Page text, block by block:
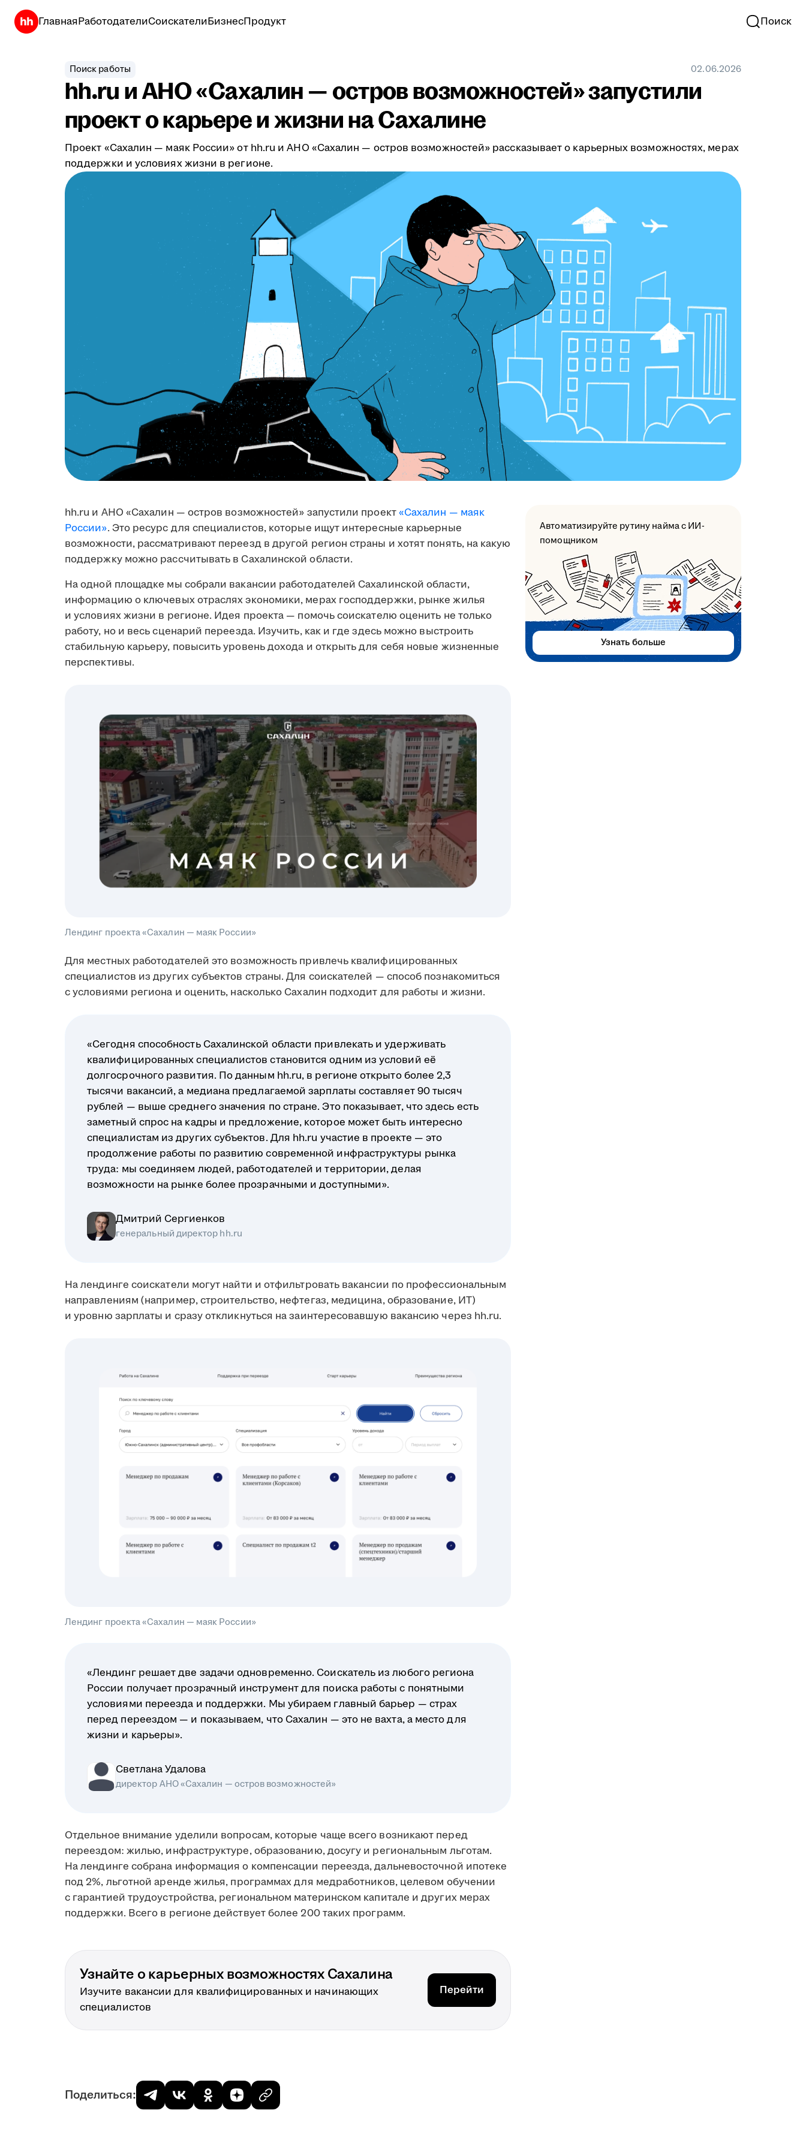
ГлавнаяРаботодателиСоискателиБизнесПродукт Поиск
Поиск работы 02.06.2026
hh.ru и АНО «Сахалин — остров возможностей» запустили
проект о карьере и жизни на Сахалине
Проект «Сахалин — маяк России» от hh.ru и АНО «Сахалин — остров возможностей» рассказывает о карьерных возможностях, мерах
поддержки и условиях жизни в регионе.
hh.ru и АНО «Сахалин — остров возможностей» запустили проект«Сахалин — маяк
России». Это ресурс для специалистов, которые ищут интересные карьерные
возможности, рассматривают переезд в другой регион страны и хотят понять, на какую
поддержку можно рассчитывать в Сахалинской области.
На одной площадке мы собрали вакансии работодателей Сахалинской области,
информацию о ключевых отраслях экономики, мерах господдержки, рынке жилья
и условиях жизни в регионе. Идея проекта — помочь соискателю оценить не только
работу, но и весь сценарий переезда. Изучить, как и где здесь можно выстроить
стабильную карьеру, повысить уровень дохода и открыть для себя новые жизненные
перспективы.
Лендинг проекта «Сахалин — маяк России»
Для местных работодателей это возможность привлечь квалифицированных
специалистов из других субъектов страны. Для соискателей — способ познакомиться
с условиями региона и оценить, насколько Сахалин подходит для работы и жизни.
«Сегодня способность Сахалинской области привлекать и удерживать
квалифицированных специалистов становится одним из условий её
долгосрочного развития. По данным hh.ru, в регионе открыто более 2,3
тысячи вакансий, а медиана предлагаемой зарплаты составляет 90 тысяч
рублей — выше среднего значения по стране. Это показывает, что здесь есть
заметный спрос на кадры и предложение, которое может быть интересно
специалистам из других субъектов. Для hh.ru участие в проекте — это
продолжение работы по развитию современной инфраструктуры рынка
труда: мы соединяем людей, работодателей и территории, делая
возможности на рынке более прозрачными и доступными».
Дмитрий Сергиенков
генеральный директор hh.ru
На лендинге соискатели могут найти и отфильтровать вакансии по профессиональным
направлениям (например, строительство, нефтегаз, медицина, образование, ИТ)
и уровню зарплаты и сразу откликнуться на заинтересовавшую вакансию через hh.ru.
Лендинг проекта «Сахалин — маяк России»
«Лендинг решает две задачи одновременно. Соискатель из любого региона
России получает прозрачный инструмент для поиска работы с понятными
условиями переезда и поддержки. Мы убираем главный барьер — страх
перед переездом — и показываем, что Сахалин — это не вахта, а место для
жизни и карьеры».
Светлана Удалова
директор АНО «Сахалин — остров возможностей»
Отдельное внимание уделили вопросам, которые чаще всего возникают перед
переездом: жилью, инфраструктуре, образованию, досугу и региональным льготам.
На лендинге собрана информация о компенсации переезда, дальневосточной ипотеке
под 2%, льготной аренде жилья, программах для медработников, целевом обучении
с гарантией трудоустройства, региональном материнском капитале и других мерах
поддержки. Всего в регионе действует более 200 таких программ.
Узнайте о карьерных возможностях Сахалина
Изучите вакансии для квалифицированных и начинающих
специалистов
Перейти
Автоматизируйте рутину найма с ИИ-
помощником
Узнать больше
Поделиться: